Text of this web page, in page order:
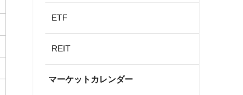
ETF
REIT
マーケットカレンダー